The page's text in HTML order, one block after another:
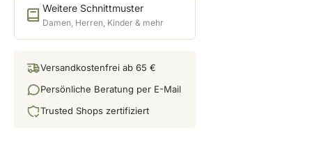
Weitere Schnittmuster
Damen, Herren, Kinder & mehr
Versandkostenfrei ab 65 €
Persönliche Beratung per E-Mail
Trusted Shops zertifiziert